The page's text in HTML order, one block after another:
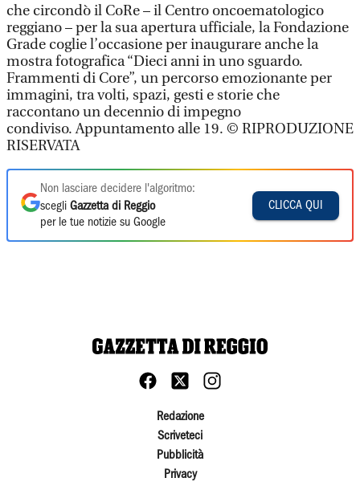
che circondò il CoRe – il Centro oncoematologico
reggiano – per la sua apertura ufficiale, la Fondazione
Grade coglie l’occasione per inaugurare anche la
mostra fotografica “Dieci anni in uno sguardo.
Frammenti di Core”, un percorso emozionante per
immagini, tra volti, spazi, gesti e storie che
raccontano un decennio di impegno
condiviso. Appuntamento alle 19. © RIPRODUZIONE
RISERVATA
Non lasciare decidere l'algoritmo:
scegli Gazzetta di Reggio
per le tue notizie su Google
CLICCA QUI
Redazione
Scriveteci
Pubblicità
Privacy